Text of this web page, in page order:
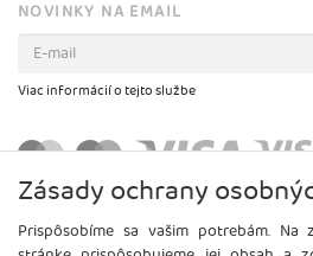
NOVINKY NA EMAIL
Viac informácií o tejto službe
Zásady ochrany
Prispôsobíme sa vašim potrebám. Na